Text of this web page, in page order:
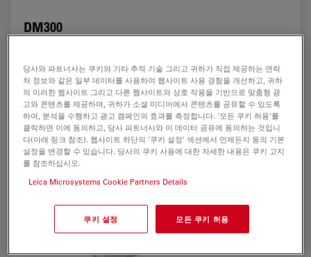
DM300
물렌즈가 장착 가능한 일안/쌍안/삼안 교육용 현미경
당사와 파트너사는 쿠키와 기타 추적 기술 그리고 귀하가 직접 제공하는 연락
처 정보와 같은 일부 데이터를 사용하여 웹사이트 사용 경험을 개선하고, 귀하
의 이러한 웹사이트 그리고 다른 웹사이트와 상호 작용을 기반으로 맞춤형 광
고와 콘텐츠를 제공하며, 귀하가 소셜 미디어에서 콘텐츠를 공유할 수 있도록
하여, 분석을 수행하고 광고 캠페인의 효과를 측정합니다. '모든 쿠키 허용'를
클릭하면 이에 동의하고, 당사 파트너사와 이 데이터 공유에 동의하는 것입니
다(아래 링크 참조). 웹사이트 하단의 '쿠키 설정' 섹션에서 언제든지 동의 기본
설정을 변경할 수 있습니다. 당사의 쿠키 사용에 대한 자세한 내용은 쿠키 고지
를 참조하십시오.
Leica Microsystems Cookie Partners Details
쿠키 설정 모든 쿠키 허용